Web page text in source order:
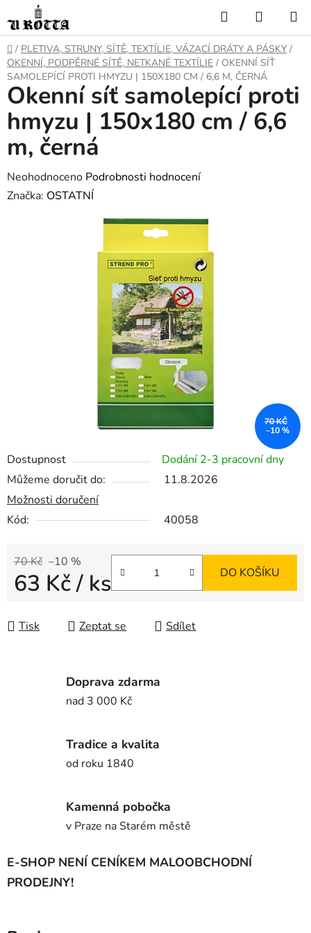
na
obsah
Hledat
KOŠÍK
DOMŮ
/ PLETIVA, STRUNY, SÍTĚ, TEXTÍLIE, VÁZACÍ DRÁTY A PÁSKY /
OKENNÍ, PODPĚRNÉ SÍTĚ, NETKANÉ TEXTÍLIE / OKENNÍ SÍŤ
SAMOLEPÍCÍ PROTI HMYZU | 150X180 CM / 6,6 M, ČERNÁ
Dostupnost
Dodání 2-3 pracovní dny
Můžeme doručit do:
11.8.2026
Možnosti doručení
Kód:
40058
70 Kč –10 %
63 Kč/ ks DO KOŠÍKU
Tisk Zeptat se Sdílet
Okenní síť samolepící proti
hmyzu | 150x180 cm / 6,6
m, černá
Průměrné
hodnocení
Neohodnoceno Podrobnosti hodnocení
Značka: OSTATNÍ
70 KČ
–10 %
Doprava zdarma
nad 3 000 Kč
Tradice a kvalita
od roku 1840
Kamenná pobočka
v Praze na Starém městě
E-SHOP NENÍ CENÍKEM MALOOBCHODNÍ
PRODEJNY!